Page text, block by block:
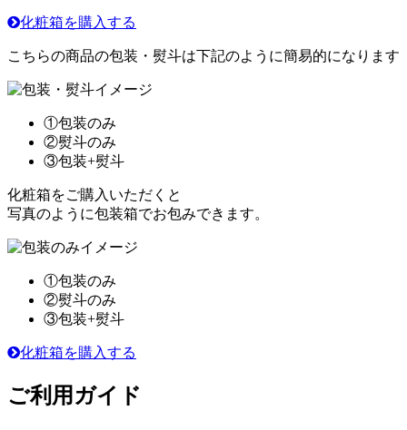
化粧箱を購入する
こちらの商品の包装・熨斗は下記のように簡易的になります
①包装のみ
②熨斗のみ
③包装+熨斗
化粧箱をご購入いただくと
写真のように包装箱でお包みできます。
①包装のみ
②熨斗のみ
③包装+熨斗
化粧箱を購入する
ご利用ガイド